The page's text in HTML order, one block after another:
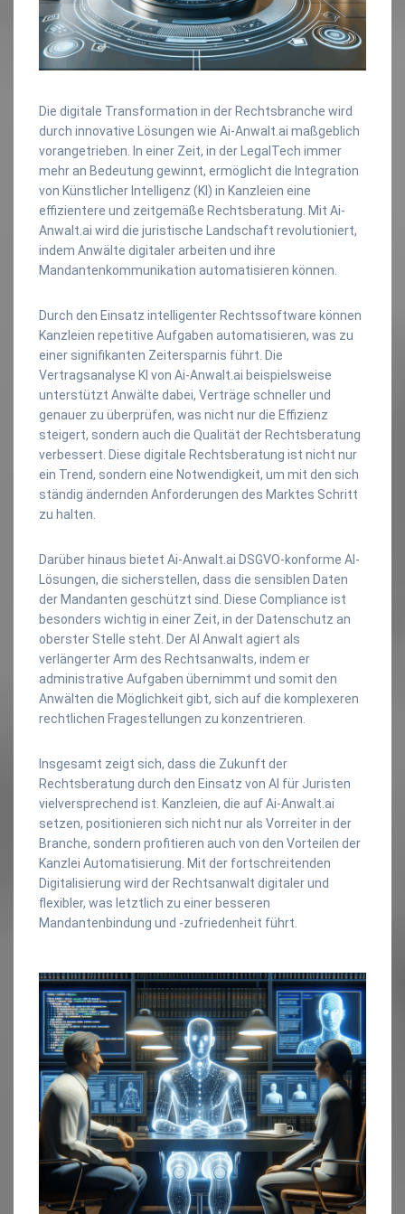
Die digitale Transformation in der Rechtsbranche wird
durch innovative Lösungen wie Ai-Anwalt.ai maßgeblich
vorangetrieben. In einer Zeit, in der LegalTech immer
mehr an Bedeutung gewinnt, ermöglicht die Integration
von Künstlicher Intelligenz (KI) in Kanzleien eine
effizientere und zeitgemäße Rechtsberatung. Mit Ai-
Anwalt.ai wird die juristische Landschaft revolutioniert,
indem Anwälte digitaler arbeiten und ihre
Mandantenkommunikation automatisieren können.
Durch den Einsatz intelligenter Rechtssoftware können
Kanzleien repetitive Aufgaben automatisieren, was zu
einer signifikanten Zeitersparnis führt. Die
Vertragsanalyse KI von Ai-Anwalt.ai beispielsweise
unterstützt Anwälte dabei, Verträge schneller und
genauer zu überprüfen, was nicht nur die Effizienz
steigert, sondern auch die Qualität der Rechtsberatung
verbessert. Diese digitale Rechtsberatung ist nicht nur
ein Trend, sondern eine Notwendigkeit, um mit den sich
ständig ändernden Anforderungen des Marktes Schritt
zu halten.
Darüber hinaus bietet Ai-Anwalt.ai DSGVO-konforme AI-
Lösungen, die sicherstellen, dass die sensiblen Daten
der Mandanten geschützt sind. Diese Compliance ist
besonders wichtig in einer Zeit, in der Datenschutz an
oberster Stelle steht. Der AI Anwalt agiert als
verlängerter Arm des Rechtsanwalts, indem er
administrative Aufgaben übernimmt und somit den
Anwälten die Möglichkeit gibt, sich auf die komplexeren
rechtlichen Fragestellungen zu konzentrieren.
Insgesamt zeigt sich, dass die Zukunft der
Rechtsberatung durch den Einsatz von AI für Juristen
vielversprechend ist. Kanzleien, die auf Ai-Anwalt.ai
setzen, positionieren sich nicht nur als Vorreiter in der
Branche, sondern profitieren auch von den Vorteilen der
Kanzlei Automatisierung. Mit der fortschreitenden
Digitalisierung wird der Rechtsanwalt digitaler und
flexibler, was letztlich zu einer besseren
Mandantenbindung und -zufriedenheit führt.